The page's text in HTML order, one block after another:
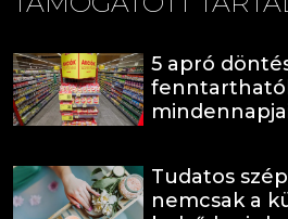
5 apró
Tudatos
nemcsak a